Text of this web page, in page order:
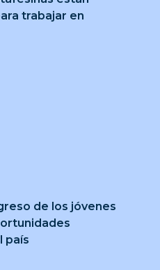
trabajar en
de los jóvenes
país